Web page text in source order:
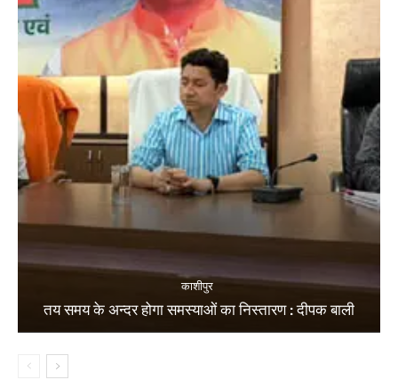
काशीपुर
तय समय के अन्दर होगा समस्याओं का निस्तारण : दीपक बाली